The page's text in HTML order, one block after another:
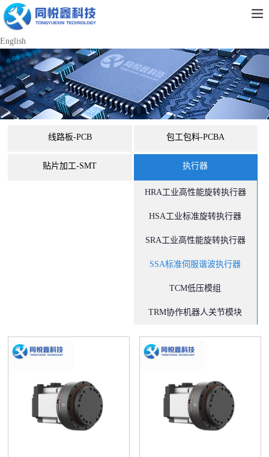
English
线路板-PCB 包工包料-PCBA
贴片加工-SMT 执行器
HRA工业高性能旋转执行器
HSA工业标准旋转执行器
SRA工业高性能旋转执行器
SSA标准伺服谐波执行器
TCM低压模组
TRM协作机器人关节模块